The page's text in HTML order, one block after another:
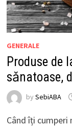
GENERALE
Produse de
sǎnatoase,
by SebiABA
Când îți